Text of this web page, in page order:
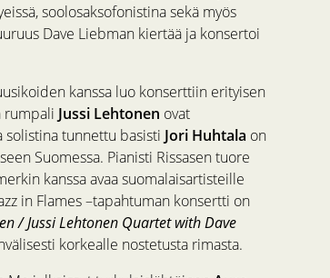
soolosaksofonistina sekä myös
Dave Liebman kiertää ja konsertoi
kanssa luo konserttiin erityisen
rumpali Jussi Lehtonen ovat
solistina tunnettu basisti Jori Huhtala on
Suomessa. Pianisti Rissasen tuore
kanssa avaa suomalaisartisteille
in Flames –tapahtuman konsertti on
/ Jussi Lehtonen Quartet with Dave
korkealle nostetusta rimasta.